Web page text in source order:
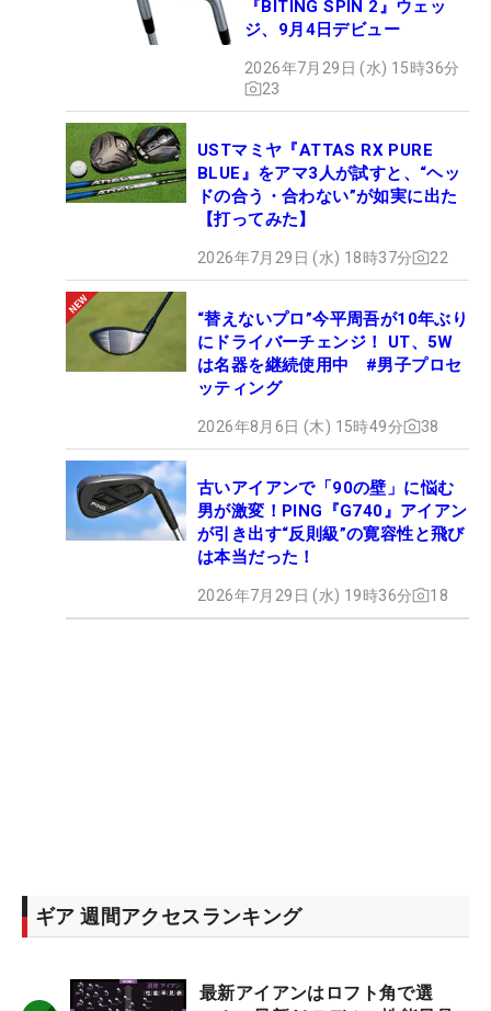
『BITING SPIN 2』ウェッ
ジ、9月4日デビュー
2026年7月29日 (水) 15時36分
23
USTマミヤ『ATTAS RX PURE
BLUE』をアマ3人が試すと、“ヘッ
ドの合う・合わない”が如実に出た
【打ってみた】
2026年7月29日 (水) 18時37分 22
“替えないプロ”今平周吾が10年ぶり
にドライバーチェンジ！ UT、5W
は名器を継続使用中 #男子プロセ
ッティング
2026年8月6日 (木) 15時49分 38
古いアイアンで「90の壁」に悩む
男が激変！PING『G740』アイアン
が引き出す“反則級”の寛容性と飛び
は本当だった！
2026年7月29日 (水) 19時36分 18
ギア 週間アクセスランキング
最新アイアンはロフト角で選